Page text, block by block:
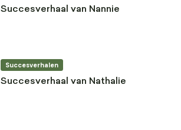
Succesverhaal van Nannie
Succesverhalen
Succesverhaal van Nathalie